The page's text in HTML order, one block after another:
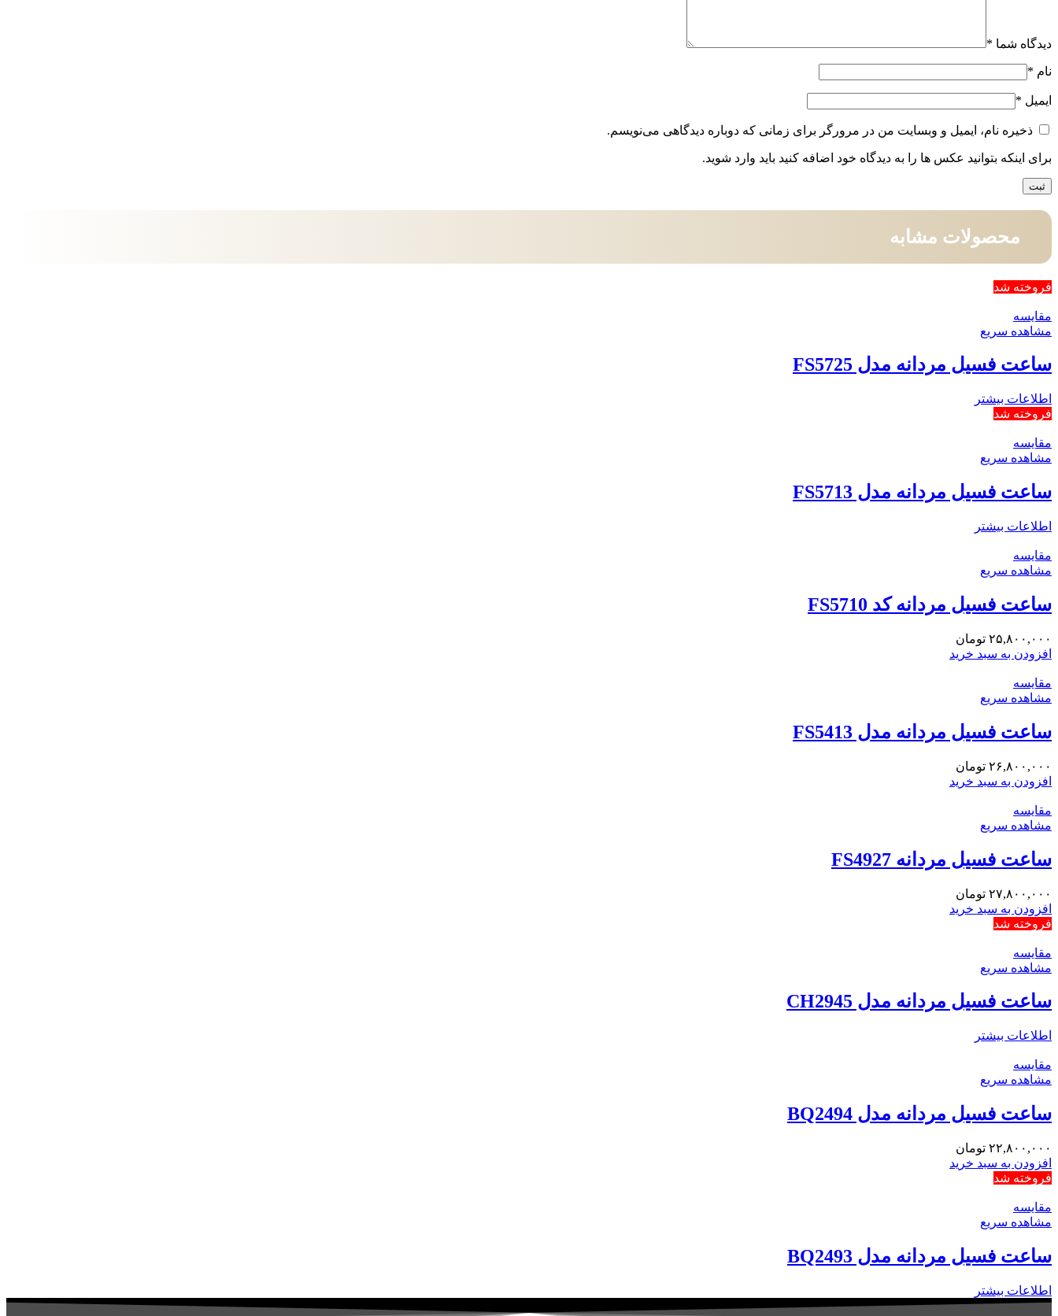
دیدگاه شما *
نام *
ایمیل *
ذخیره نام، ایمیل و وبسایت من در مرورگر برای زمانی که دوباره دیدگاهی می‌نویسم.
برای اینکه بتوانید عکس ها را به دیدگاه خود اضافه کنید باید وارد شوید.
محصولات مشابه
فروخته شد
مقایسه
مشاهده سریع
ساعت فسیل مردانه مدل FS5725
اطلاعات بیشتر
فروخته شد
مقایسه
مشاهده سریع
ساعت فسیل مردانه مدل FS5713
اطلاعات بیشتر
مقایسه
مشاهده سریع
ساعت فسیل مردانه کد FS5710
۲۵,۸۰۰,۰۰۰ تومان
افزودن به سبد خرید
مقایسه
مشاهده سریع
ساعت فسیل مردانه مدل FS5413
۲۶,۸۰۰,۰۰۰ تومان
افزودن به سبد خرید
مقایسه
مشاهده سریع
ساعت فسیل مردانه FS4927
۲۷,۸۰۰,۰۰۰ تومان
افزودن به سبد خرید
فروخته شد
مقایسه
مشاهده سریع
ساعت فسیل مردانه مدل CH2945
اطلاعات بیشتر
مقایسه
مشاهده سریع
ساعت فسیل مردانه مدل BQ2494
۲۲,۸۰۰,۰۰۰ تومان
افزودن به سبد خرید
فروخته شد
مقایسه
مشاهده سریع
ساعت فسیل مردانه مدل BQ2493
اطلاعات بیشتر